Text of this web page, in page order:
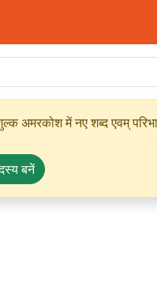
अमरकोश में नए शब्द एवम्
बनें